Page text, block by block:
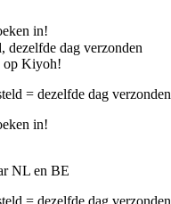
in!
dezelfde dag verzonden
op Kiyoh!
= dezelfde dag verzonden
in!
NL en BE
= dezelfde dag verzonden